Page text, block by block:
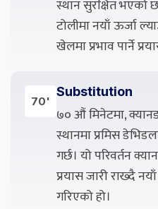
स्थान सुरक्षित भएको
टोलीमा नयाँ ऊर्जा
खेलमा प्रभाव पार्ने
70'
Substitution
७० औं मिनेटमा,
स्थानमा प्रमिस
गर्छ। यो परिवर्तन
प्रयास जारी राख्दै
गरिएको हो।